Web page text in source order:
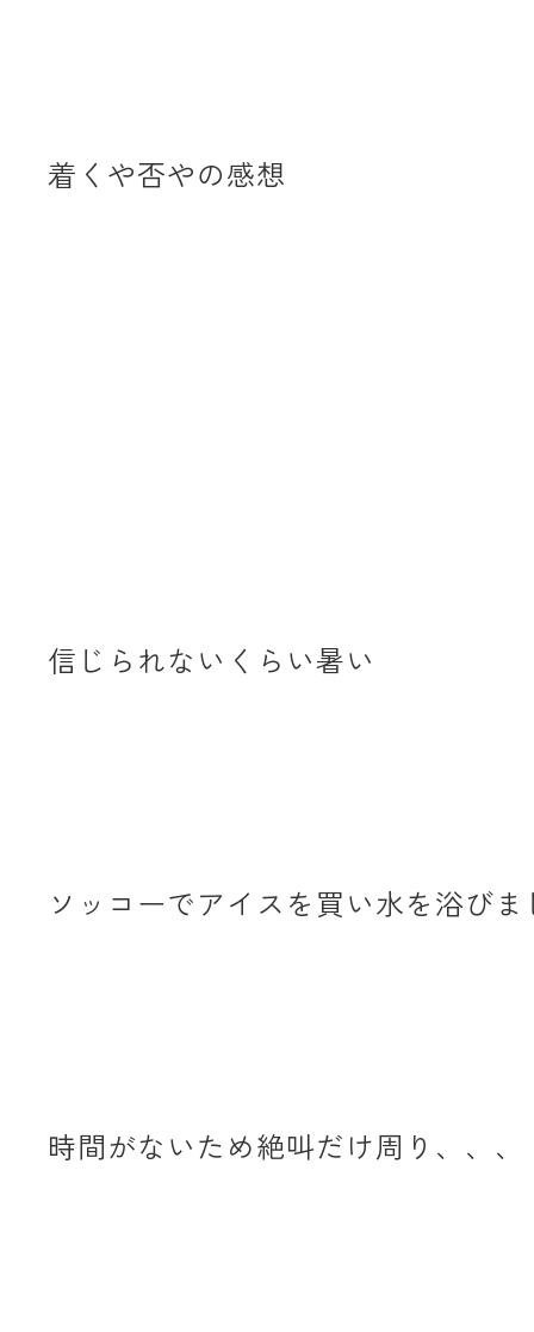
着くや否やの感想
信じられないくらい暑い
ソッコーでアイスを買い水を浴びま
時間がないため絶叫だけ周り、、、